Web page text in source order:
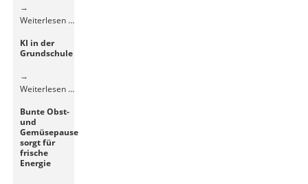
Weiterlesen …Besuch
KI in der
Grundschule
Weiterlesen …KI
Bunte Obst-
und
Gemüsepause
sorgt für
frische
Energie